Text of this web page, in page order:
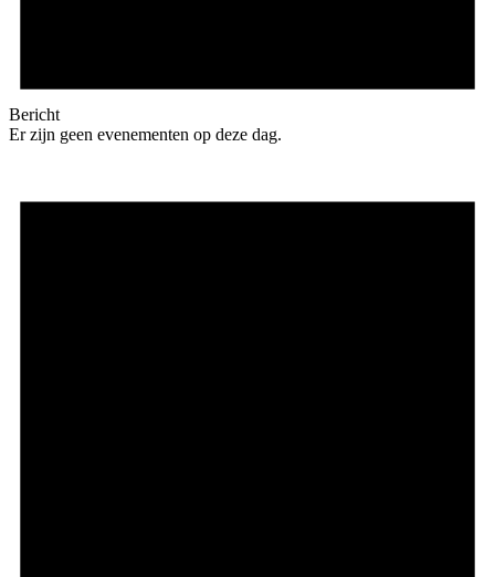
Bericht
Er zijn geen evenementen op deze dag.